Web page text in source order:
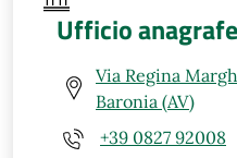
Ufficio anagrafe
Via Regina
Baronia (AV)
+39 0827 92008